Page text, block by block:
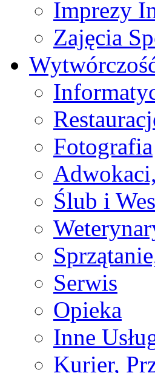
Imprezy
Zajęcia
Fotografia
Ślub i
Serwis
Opieka
Inne
Kurier,